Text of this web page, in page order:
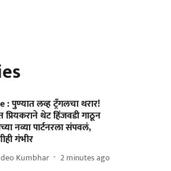
: पुण्यात लव्ह ट्रँगलचा थरार!
प्रियकराने थेट हिंजवडी गाठून
नव्या पार्टनरला संपवलं,
गंभीर
Kumbhar 2 minutes ago